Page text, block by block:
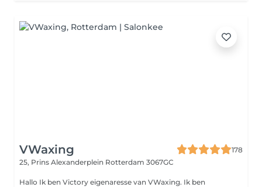
VWaxing
178
25, Prins Alexanderplein Rotterdam 3067GC
Hallo Ik ben Victory eigenaresse van VWaxing. Ik ben